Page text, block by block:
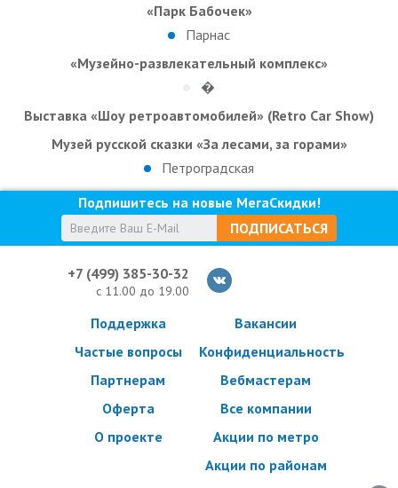
«Парк Бабочек»
Парнас
«Музейно-развлекательный комплекс»
�
Выставка «Шоу ретроавтомобилей» (Retro Car Show)
Музей русской сказки «За лесами, за горами»
Петроградская
Подпишитесь на новые МегаСкидки!
ПОДПИСАТЬСЯ
+7 (499) 385-30-32
с 11.00 до 19.00
Поддержка
Частые вопросы
Партнерам
Оферта
О проекте
Вакансии
Конфиденциальность
Вебмастерам
Все компании
Акции по метро
Акции по районам